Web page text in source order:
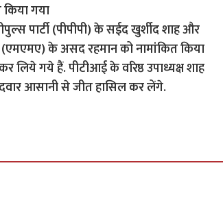
गया
पार्टी (पीपीपी) के सईद खुर्शीद शाह और
के असद रहमान को नामांकित किया
लिये गये हैं. पीटीआई के वरिष्ठ उपाध्यक्ष शाह
आसानी से जीत हासिल कर लेंगे.